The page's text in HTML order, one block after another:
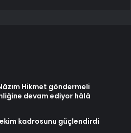
Hikmet göndermeli
devam ediyor hâlâ
kadrosunu güçlendirdi